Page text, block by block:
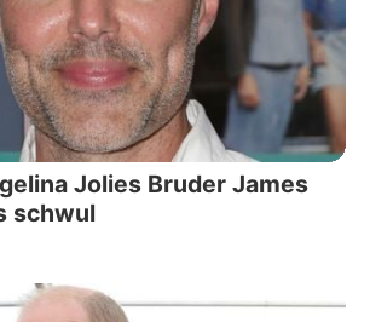
Jolies Bruder James
schwul